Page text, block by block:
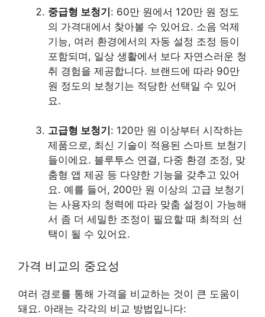
중급형 보청기: 60만 원에서 120만 원 정도
의 가격대에서 찾아볼 수 있어요. 소음 억제
기능, 여러 환경에서의 자동 설정 조정 등이
포함되며, 일상 생활에서 보다 자연스러운 청
취 경험을 제공합니다. 브랜드에 따라 90만
원 정도의 보청기는 적당한 선택일 수 있어
요.
고급형 보청기 : 120만 원 이상부터 시작하는
제품으로, 최신 기술이 적용된 스마트 보청기
들이에요. 블루투스 연결, 다중 환경 조정, 맞
춤형 앱 제공 등 다양한 기능을 갖추고 있어
요. 예를 들어, 200만 원 이상의 고급 보청기
는 사용자의 청력에 따라 맞춤 설정이 가능해
서 좀 더 세밀한 조정이 필요할 때 최적의 선
택이 될 수 있어요.
가격 비교의 중요성
여러 경로를 통해 가격을 비교하는 것이 큰 도움이
돼요. 아래는 각각의 비교 방법입니다: